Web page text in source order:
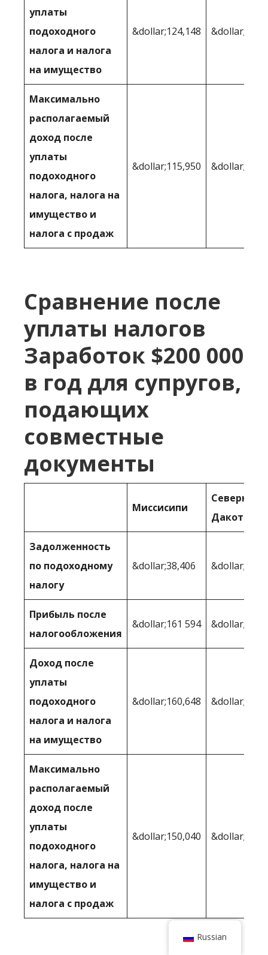
уплаты
подоходного
налога и налога
на имущество
&dollar;124,148
Максимально
располагаемый
доход после
уплаты
подоходного
налога, налога на
имущество и
налога с продаж
&dollar;115,950 &dollar;118
Сравнение после
уплаты налогов
Заработок $200 000
в год для супругов,
подающих
совместные
документы
Миссисипи
Северная
Дакота
Задолженность
по подоходному
налогу
&dollar;38,406
Прибыль после
налогообложения
&dollar;161 594
Доход после
уплаты
подоходного
налога и налога
на имущество
&dollar;160,648
Максимально
располагаемый
доход после
уплаты
подоходного
налога, налога на
имущество и
налога с продаж
&dollar;150,040 &dollar;154
Russian